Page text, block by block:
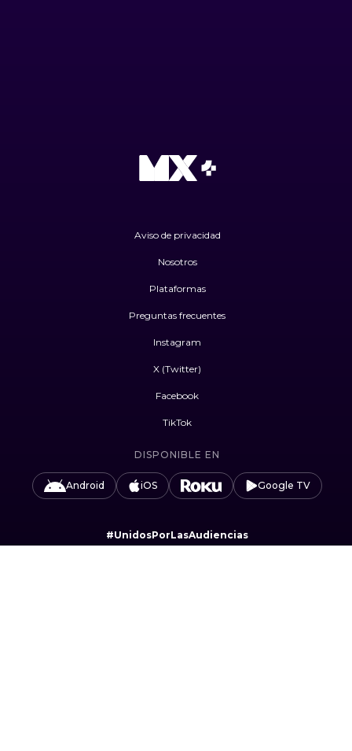
Aviso de privacidad
Nosotros
Plataformas
Preguntas frecuentes
Instagram
X (Twitter)
Facebook
TikTok
DISPONIBLE EN
Android iOS Google TV
#UnidosPorLasAudiencias